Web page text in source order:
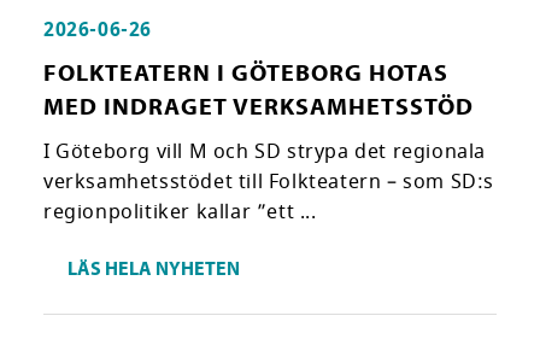
2026-06-26
FOLKTEATERN I GÖTEBORG HOTAS
MED INDRAGET VERKSAMHETSSTÖD
I Göteborg vill M och SD strypa det regionala
verksamhetsstödet till Folkteatern – som SD:s
regionpolitiker kallar ”ett ...
LÄS HELA NYHETEN